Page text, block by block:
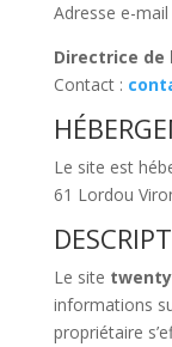
Adresse e-mail
Directrice de
Contact :
Le site est
61 Lordou
Le site
informations
propriétaire